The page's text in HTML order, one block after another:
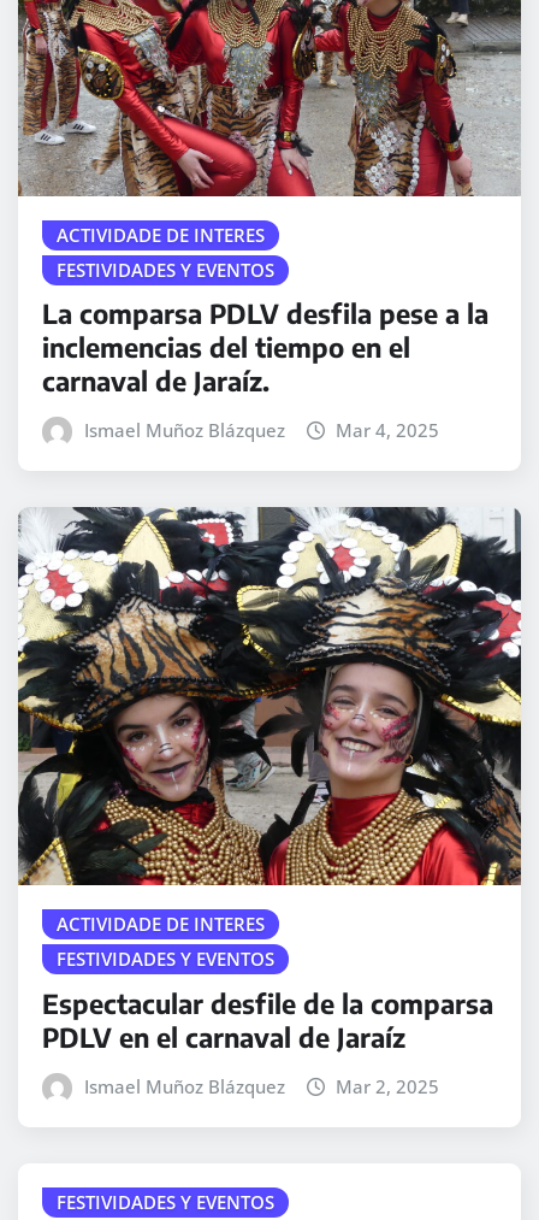
ACTIVIDADE DE INTERES
FESTIVIDADES Y EVENTOS
La comparsa PDLV desfila pese a la
inclemencias del tiempo en el
carnaval de Jaraíz.
Ismael Muñoz Blázquez Mar 4, 2025
ACTIVIDADE DE INTERES
FESTIVIDADES Y EVENTOS
Espectacular desfile de la comparsa
PDLV en el carnaval de Jaraíz
Ismael Muñoz Blázquez Mar 2, 2025
FESTIVIDADES Y EVENTOS